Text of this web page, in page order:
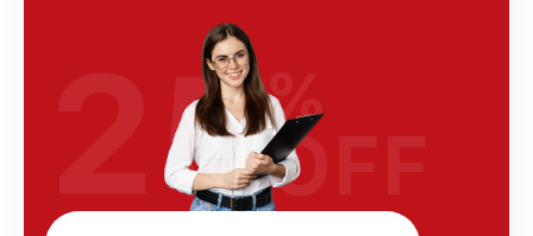
25%
OFF